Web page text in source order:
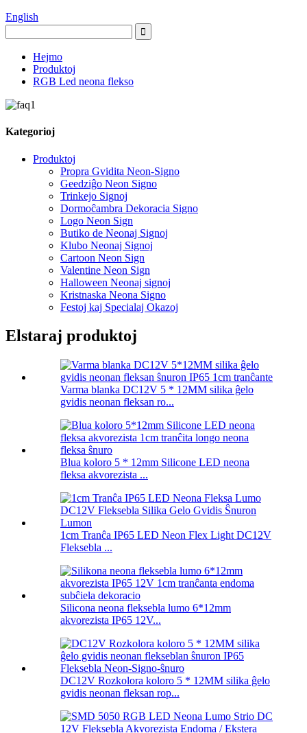
English
Hejmo
Produktoj
RGB Led neona flekso
Kategorioj
Produktoj
Propra Gvidita Neon-Signo
Geedziĝo Neon Signo
Trinkejo Signoj
Dormoĉambra Dekoracia Signo
Logo Neon Sign
Butiko de Neonaj Signoj
Klubo Neonaj Signoj
Cartoon Neon Sign
Valentine Neon Sign
Halloween Neonaj signoj
Kristnaska Neona Signo
Festoj kaj Specialaj Okazoj
Elstaraj produktoj
Varma blanka DC12V 5 * 12MM silika ĝelo
gvidis neonan fleksan ro...
Blua koloro 5 * 12mm Silicone LED neona
fleksa akvorezista ...
1cm Tranĉa IP65 LED Neon Flex Light DC12V
Fleksebla ...
Silicona neona fleksebla lumo 6*12mm
akvorezista IP65 12V...
DC12V Rozkolora koloro 5 * 12MM silika ĝelo
gvidis neonan fleksan rop...